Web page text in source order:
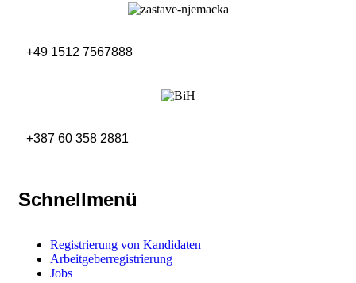
+49 1512 7567888
+387 60 358 2881
Schnellmenü
Registrierung von Kandidaten
Arbeitgeberregistrierung
Jobs